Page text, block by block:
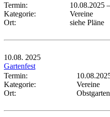
Termin:
10.08.2025 –
Kategorie:
Vereine
Ort:
siehe Pläne
10.08. 2025
Gartenfest
Termin:
Kategorie:
Vereine
Ort: